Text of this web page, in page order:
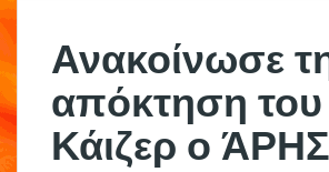
Ανακοίνωσε
απόκτηση
Κάιζερ ο ΆΡΗΣ